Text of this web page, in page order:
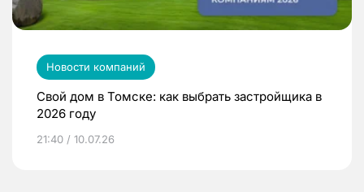
Новости компаний
Свой дом в Томске: как выбрать застройщика в
2026 году
21:40 / 10.07.26